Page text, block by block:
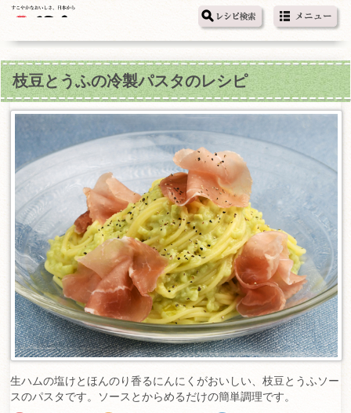
枝豆とうふの冷製パスタのレシピ
生ハムの塩けとほんのり香るにんにくがおいしい、枝豆とうふソー
スのパスタです。ソースとからめるだけの簡単調理です。